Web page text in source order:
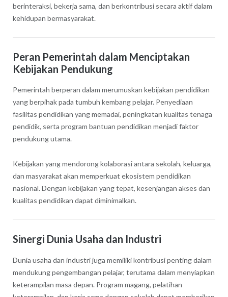
berinteraksi, bekerja sama, dan berkontribusi secara aktif dalam
kehidupan bermasyarakat.
Peran Pemerintah dalam Menciptakan
Kebijakan Pendukung
Pemerintah berperan dalam merumuskan kebijakan pendidikan
yang berpihak pada tumbuh kembang pelajar. Penyediaan
fasilitas pendidikan yang memadai, peningkatan kualitas tenaga
pendidik, serta program bantuan pendidikan menjadi faktor
pendukung utama.
Kebijakan yang mendorong kolaborasi antara sekolah, keluarga,
dan masyarakat akan memperkuat ekosistem pendidikan
nasional. Dengan kebijakan yang tepat, kesenjangan akses dan
kualitas pendidikan dapat diminimalkan.
Sinergi Dunia Usaha dan Industri
Dunia usaha dan industri juga memiliki kontribusi penting dalam
mendukung pengembangan pelajar, terutama dalam menyiapkan
keterampilan masa depan. Program magang, pelatihan